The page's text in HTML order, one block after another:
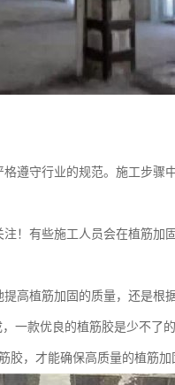
遵守行业的规范。施工步骤
！有些施工人员会在植筋加
高植筋加固的质量，还是根
一款优良的植筋胶是少不了
，才能确保高质量的植筋加